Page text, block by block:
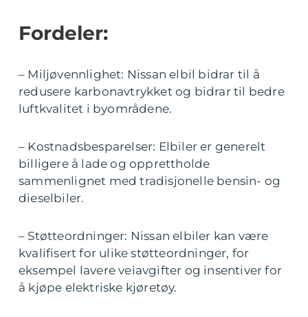
Fordeler:
– Miljøvennlighet: Nissan elbil bidrar til å
redusere karbonavtrykket og bidrar til bedre
luftkvalitet i byområdene.
– Kostnadsbesparelser: Elbiler er generelt
billigere å lade og opprettholde
sammenlignet med tradisjonelle bensin- og
dieselbiler.
– Støtteordninger: Nissan elbiler kan være
kvalifisert for ulike støtteordninger, for
eksempel lavere veiavgifter og insentiver for
å kjøpe elektriske kjøretøy.